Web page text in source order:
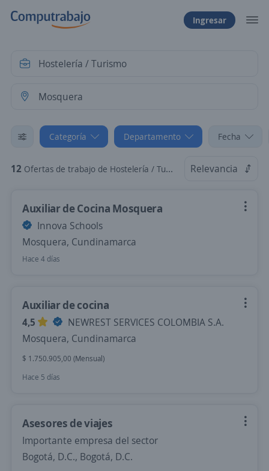
Ingresar
Categoría Departamento Fecha
12 Ofertas de trabajo de Hostelería / Turismo en Mosquera, Cundinamarca Relevancia
Auxiliar de Cocina Mosquera
Innova Schools
Mosquera, Cundinamarca
Hace 4 días
Auxiliar de cocina
4,5
NEWREST SERVICES COLOMBIA S.A.
Mosquera, Cundinamarca
$ 1.750.905,00 (Mensual)
Hace 5 días
Asesores de viajes
Importante empresa del sector
Bogotá, D.C., Bogotá, D.C.